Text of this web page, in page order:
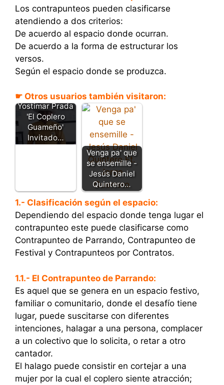
Los contrapunteos pueden clasificarse
atendiendo a dos criterios:
De acuerdo al espacio donde ocurran.
De acuerdo a la forma de estructurar los
versos.
Según el espacio donde se produzca.
☛ Otros usuarios también visitaron:
Yostimar Prada
'El Coplero
Guameño'
Invitado…
Venga pa' que
se ensemille -
Jesús Daniel
Quintero…
1.- Clasificación según el espacio:
Dependiendo del espacio donde tenga lugar el
contrapunteo este puede clasificarse como
Contrapunteo de Parrando, Contrapunteo de
Festival y Contrapunteos por Contratos.
1.1.- El Contrapunteo de Parrando:
Es aquel que se genera en un espacio festivo,
familiar o comunitario, donde el desafío tiene
lugar, puede suscitarse con diferentes
intenciones, halagar a una persona, complacer
a un colectivo que lo solicita, o retar a otro
cantador.
El halago puede consistir en cortejar a una
mujer por la cual el coplero siente atracción;